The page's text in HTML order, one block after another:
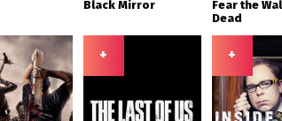
Black Mirror
Fear the
Dead
+ +